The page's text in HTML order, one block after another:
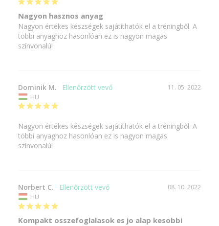
Nagyon hasznos anyag
Nagyon értékes készségek sajátíthatók el a tréningből. A
többi anyaghoz hasonlóan ez is nagyon magas
színvonalú!
11. 05. 2022
Dominik M.
HU
Nagyon értékes készségek sajátíthatók el a tréningből. A
többi anyaghoz hasonlóan ez is nagyon magas
színvonalú!
08. 10. 2022
Norbert C.
HU
Kompakt osszefoglalasok es jo alap kesobbi